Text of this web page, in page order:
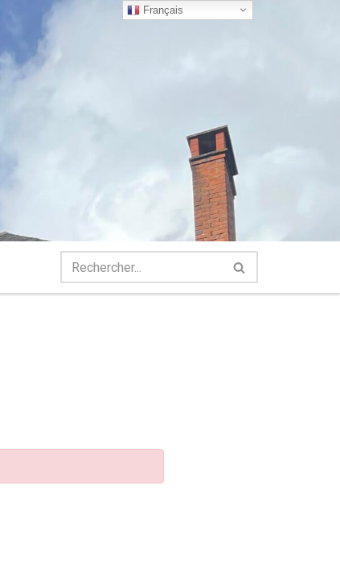
Français